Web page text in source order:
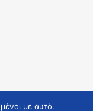
με αυτό.